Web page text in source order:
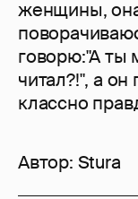
женщины, она
говорю:"А ты
читал?!", а
классно
Автор: Stura